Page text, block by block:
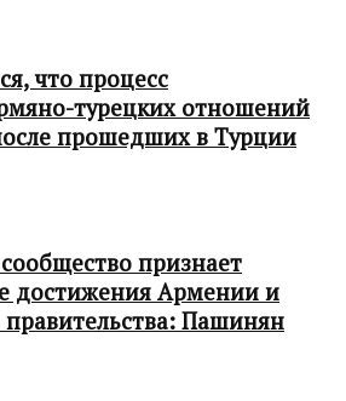
что процесс
турецких отношений
прошедших в Турции
признает
достижения Армении и
Пашинян